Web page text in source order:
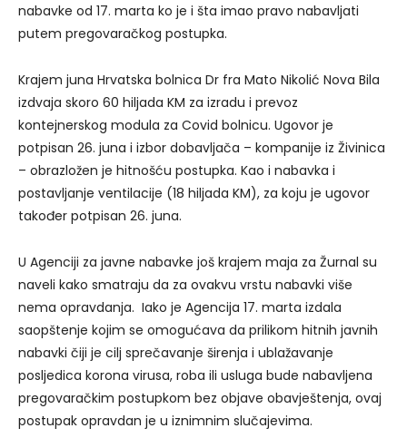
nabavke od 17. marta ko je i šta imao pravo nabavljati
putem pregovaračkog postupka.
Krajem juna Hrvatska bolnica Dr fra Mato Nikolić Nova Bila
izdvaja skoro 60 hiljada KM za izradu i prevoz
kontejnerskog modula za Covid bolnicu. Ugovor je
potpisan 26. juna i izbor dobavljača – kompanije iz Živinica
– obrazložen je hitnošću postupka. Kao i nabavka i
postavljanje ventilacije (18 hiljada KM), za koju je ugovor
također potpisan 26. juna.
U Agenciji za javne nabavke još krajem maja za Žurnal su
naveli kako smatraju da za ovakvu vrstu nabavki više
nema opravdanja. Iako je Agencija 17. marta izdala
saopštenje kojim se omogućava da prilikom hitnih javnih
nabavki čiji je cilj sprečavanje širenja i ublažavanje
posljedica korona virusa, roba ili usluga bude nabavljena
pregovaračkim postupkom bez objave obavještenja, ovaj
postupak opravdan je u iznimnim slučajevima.